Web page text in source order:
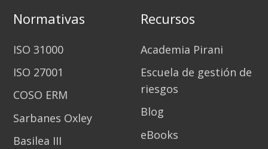
Normativas
ISO 31000
ISO 27001
COSO ERM
Sarbanes Oxley
Basilea III
Recursos
Academia Pirani
Escuela de gestión de
riesgos
Blog
eBooks